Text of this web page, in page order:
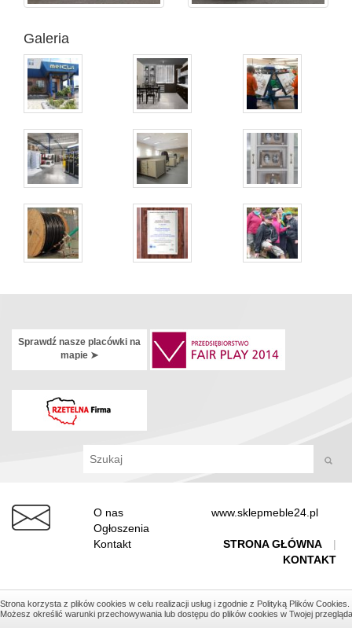
Galeria
Sprawdź nasze placówki na
mapie ➤
O nas
Ogłoszenia
Kontakt
www.sklepmeble24.pl
STRONA GŁÓWNA
|
KONTAKT
Realizacja strony www : Idea4Me.pl
Strona korzysta z plików cookies w celu realizacji usług i zgodnie z Polityką Plików Cookies.
Możesz określić warunki przechowywania lub dostępu do plików cookies w Twojej